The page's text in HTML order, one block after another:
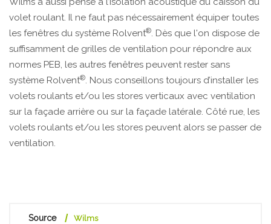
volet roulant. Il ne faut pas nécessairement équiper toutes
les fenêtres du système Rolvent®. Dès que l'on dispose de
suffisamment de grilles de ventilation pour répondre aux
normes PEB, les autres fenêtres peuvent rester sans
système Rolvent®. Nous conseillons toujours d’installer les
volets roulants et/ou les stores verticaux avec ventilation
sur la façade arrière ou sur la façade latérale. Côté rue, les
volets roulants et/ou les stores peuvent alors se passer de
ventilation.
Source Wilms